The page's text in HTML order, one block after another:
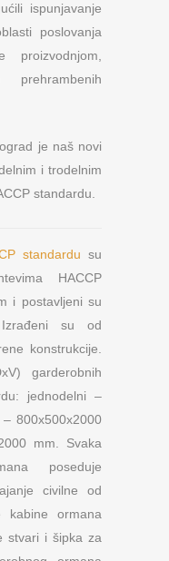
ispunjavanje
poslovanja
je naš novi
i trodelnim
standardu.
standardu su
HACCP
i postavljeni su
su od
konstrukcije.
garderobnih
jednodelni –
800x500x2000
mm. Svaka
poseduje
civilne od
kabine ormana
stvari i šipka za